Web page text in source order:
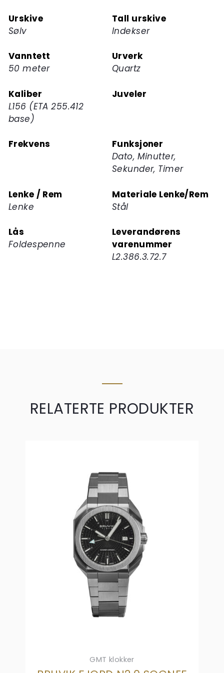
Urskive
Sølv
Tall urskive
Indekser
Vanntett
50 meter
Urverk
Quartz
Kaliber
L156 (ETA 255.412
base)
Juveler
Frekvens
Funksjoner
Dato, Minutter,
Sekunder, Timer
Lenke / Rem
Lenke
Materiale Lenke/Rem
Stål
Lås
Foldespenne
Leverandørens
varenummer
L2.386.3.72.7
RELATERTE PRODUKTER
GMT klokker